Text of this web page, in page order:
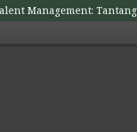
Management: